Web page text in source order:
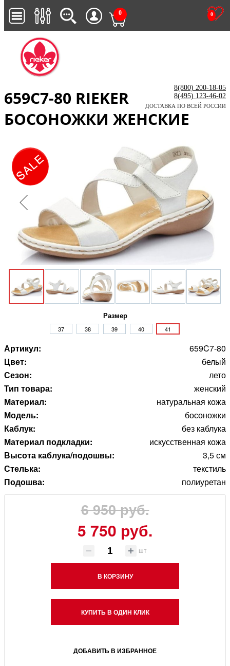
0
0
8(800) 200-18-05
8(495) 123-46-02
ДОСТАВКА ПО ВСЕЙ РОССИИ
659C7-80 RIEKER
БОСОНОЖКИ ЖЕНСКИЕ
Размер
37 38 39 40 41
Артикул:
659C7-80
Цвет:
белый
Сезон:
лето
Тип товара:
женский
Материал:
натуральная кожа
Модель:
босоножки
Каблук:
без каблука
Материал подкладки:
искусственная кожа
Высота каблука/подошвы:
3,5 см
Стелька:
текстиль
Подошва:
полиуретан
6 950 руб.
5 750 руб.
шт
В КОРЗИНУ
КУПИТЬ В ОДИН КЛИК
ДОБАВИТЬ В ИЗБРАННОЕ